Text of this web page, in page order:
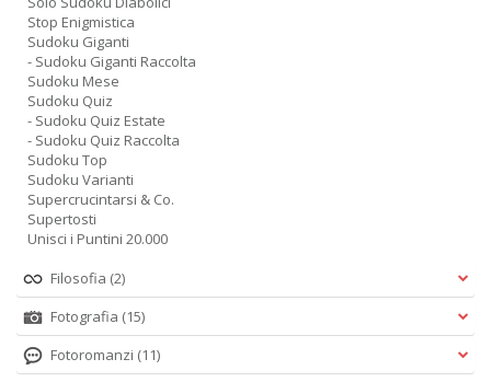
Stop Enigmistica
Sudoku Giganti
- Sudoku Giganti Raccolta
Sudoku Mese
Sudoku Quiz
- Sudoku Quiz Estate
- Sudoku Quiz Raccolta
Sudoku Top
Sudoku Varianti
Supercrucintarsi & Co.
Supertosti
Unisci i Puntini 20.000
Filosofia (2)
Fotografia (15)
Fotoromanzi (11)